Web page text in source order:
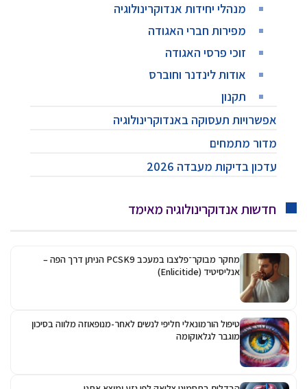
מנהלי יחידות אנדוקרינולוגיה
מפירות חברי האגודה
זוכי פרסי האגודה
אודות לינדנר וחוברס
תקנון
אפשרויות תעסוקה באנדוקרינולוגיה
מדור מתמחים
עדכון בדיקות מעבדה 2026
חדשות אנדוקרינולוגיה מאימד
מחקר מבוקר־פלצבו במעכב PCSK9 הניתן דרך הפה –
אנליסיטיד (Enlicitide)
טיפול הורמונאלי חליפי לנשים לאחר-מנופאוזה מלווה בסיכון
מוגבר לגלאוקומה